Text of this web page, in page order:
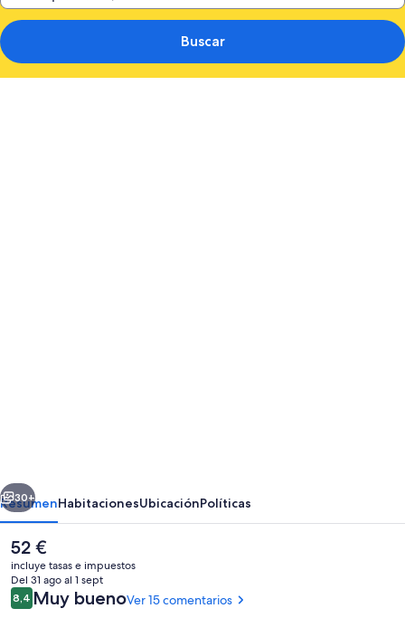
Buscar
Siguiente
30+
ResumenHabitacionesUbicaciónPolíticas
El
precio
actual
es
de
52 €
incluye tasas e impuestos
Del 31 ago al 1 sept
Comentarios
8,48,4 de 10
Muy buenoVer 15 comentarios